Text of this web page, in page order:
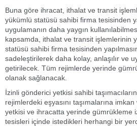
Buna göre ihracat, ithalat ve transit
yükümlü statüsü sahibi firma tesisinden
uygulamanın daha yaygın
kapsamda, ithalat ve transit işlemlerinin
statüsü sahibi firma tesisinden
sadeleştirilerek daha kolay, anlaşılır ve
getirilecek. Tüm rejimlerde yerinde
olanak sağlanacak.
İzinli gönderici yetkisi sahibi
rejimlerdeki eşyasını taşımalarına
yetkisi ve ihracatta yerinde gümrükleme
tesisleri içinde istedikleri herhangi bir